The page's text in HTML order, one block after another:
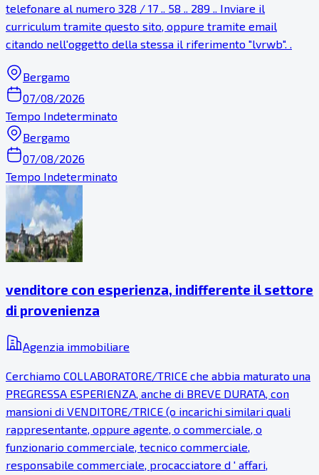
telefonare al numero 328 / 17 .. 58 .. 289 .. Inviare il
curriculum tramite questo sito, oppure tramite email
citando nell'oggetto della stessa il riferimento "lvrwb". .
Bergamo
07/08/2026
Tempo Indeterminato
Bergamo
07/08/2026
Tempo Indeterminato
venditore con esperienza, indifferente il settore
di provenienza
Agenzia immobiliare
Cerchiamo COLLABORATORE/TRICE che abbia maturato una
PREGRESSA ESPERIENZA, anche di BREVE DURATA, con
mansioni di VENDITORE/TRICE (o incarichi similari quali
rappresentante, oppure agente, o commerciale, o
funzionario commerciale, tecnico commerciale,
responsabile commerciale, procacciatore d ' affari,